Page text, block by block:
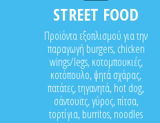
STREET FOOD
Προϊόντα εξοπλισμού για την
παραγωγή burgers, chicken
wings/legs, κοτομπουκιές,
κοτόπουλο, ψητά σχάρας,
πατάτες, τηγανητά, hot dog,
σάντουϊτς, γύρος, πίτσα,
τορτίγια, burritos, noodles